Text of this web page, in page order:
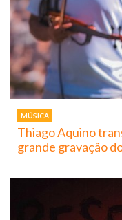
MÚSICA
Thiago Aquino
grande gravação